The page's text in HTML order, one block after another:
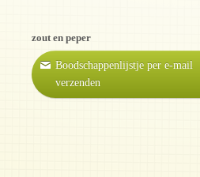
zout en peper
Boodschappenlijstje per e-mail
verzenden